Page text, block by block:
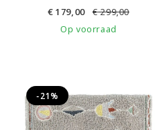
€ 179,00 €299,00
Op voorraad
-21%